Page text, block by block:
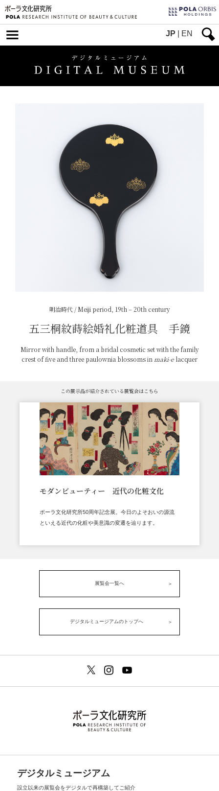
JP EN
明治時代 / Meiji period, 19th – 20th century
五三桐紋蒔絵婚礼化粧道具 手鏡
Mirror with handle, from a bridal cosmetic set with the family
crest of five and three paulownia blossoms in maki-e lacquer
この展示品が紹介されている展覧会はこちら
モダンビューティー 近代の化粧文化
ポーラ文化研究所50周年記念展。今日のよそおいの源流
といえる近代の化粧や美意識の変遷を辿ります。
展覧会一覧へ
デジタルミュージアムのトップへ
デジタルミュージアム
設立以来の展覧会をデジタルで再構築してご紹介